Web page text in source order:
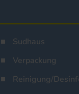
Sudhaus
Verpackung
Reinigung/